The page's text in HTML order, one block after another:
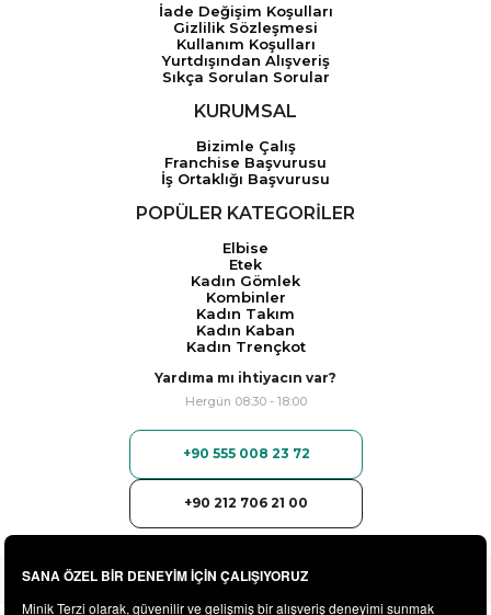
İade Değişim Koşulları
Gizlilik Sözleşmesi
Kullanım Koşulları
Yurtdışından Alışveriş
Sıkça Sorulan Sorular
KURUMSAL
Bizimle Çalış
Franchise Başvurusu
İş Ortaklığı Başvurusu
POPÜLER KATEGORİLER
Elbise
Etek
Kadın Gömlek
Kombinler
Kadın Takım
Kadın Kaban
Kadın Trençkot
Yardıma mı ihtiyacın var?
Hergün 08:30 - 18:00
+90 555 008 23 72
+90 212 706 21 00